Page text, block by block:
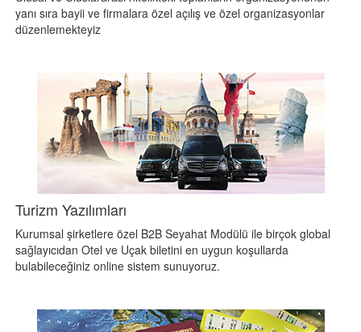
yanı sıra bayii ve firmalara özel açılış ve özel organizasyonlar
düzenlemekteyiz
Turizm Yazılımları
Kurumsal şirketlere özel B2B Seyahat Modülü ile birçok global
sağlayıcıdan Otel ve Uçak biletini en uygun koşullarda
bulabileceğiniz online sistem sunuyoruz.